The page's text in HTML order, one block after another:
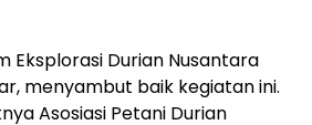
Eksplorasi Durian Nusantara
menyambut baik kegiatan ini.
Asosiasi Petani Durian